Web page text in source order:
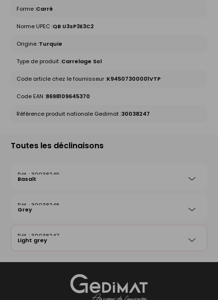
Forme :Carré
Norme UPEC :QB U3sP3E3C2
Origine :Turquie
Type de produit :Carrelage Sol
Code article chez le fournisseur :K94507300001VTP
Code EAN :8698109645370
Référence produit nationale Gedimat :30038247
Toutes les déclinaisons
30038249
Basalt
30038248
Grey
30038247
Light grey